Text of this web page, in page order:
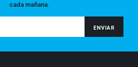
cada mañana.